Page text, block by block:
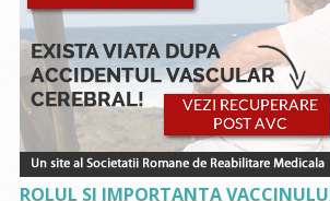
ROLUL SI IMPORTANTA